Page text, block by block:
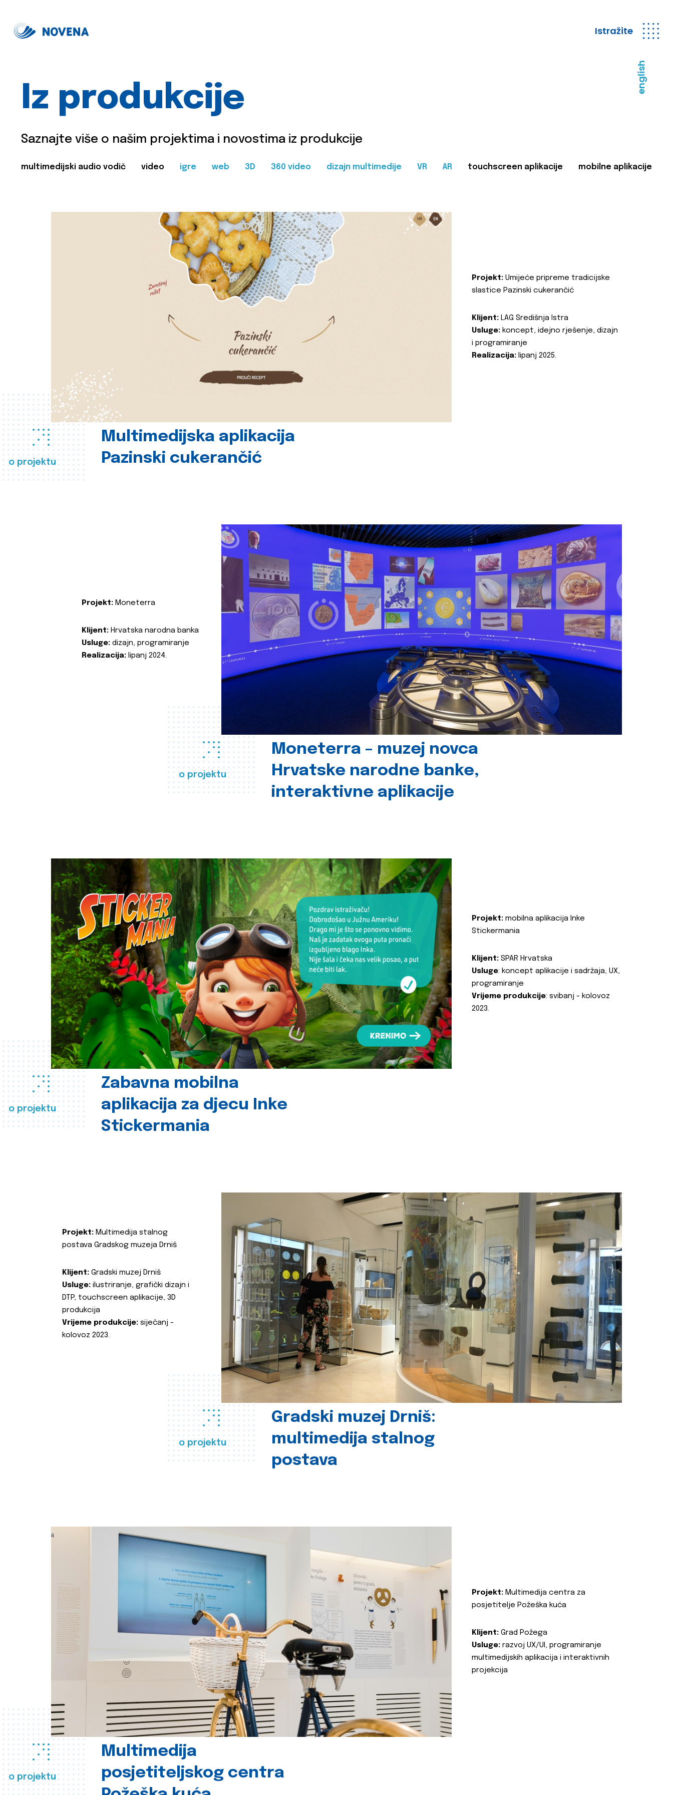
Istražite
english
Iz produkcije
Saznajte više o našim projektima i novostima iz produkcije
multimedijski audio vodič video igre web 3D 360 video dizajn multimedije VR AR touchscreen aplikacije mobilne aplikacije
o projektu
Multimedijska aplikacija
Pazinski cukerančić
Projekt: Umijeće pripreme tradicijske
slastice Pazinski cukerančić
Klijent: LAG Središnja Istra
Usluge: koncept, idejno rješenje, dizajn
i programiranje
Realizacija: lipanj 2025.
o projektu
Moneterra – muzej novca
Hrvatske narodne banke,
interaktivne aplikacije
Projekt: Moneterra
Klijent: Hrvatska narodna banka
Usluge: dizajn, programiranje
Realizacija: lipanj 2024.
o projektu
Zabavna mobilna
aplikacija za djecu Inke
Stickermania
Projekt: mobilna aplikacija Inke
Stickermania
Klijent: SPAR Hrvatska
Usluge: koncept aplikacije i sadržaja, UX,
programiranje
Vrijeme produkcije: svibanj - kolovoz
2023.
o projektu
Gradski muzej Drniš:
multimedija stalnog
postava
Projekt: Multimedija stalnog
postava Gradskog muzeja Drniš
Klijent: Gradski muzej Drniš
Usluge: ilustriranje, grafički dizajn i
DTP, touchscreen aplikacije, 3D
produkcija
Vrijeme produkcije: siječanj -
kolovoz 2023.
o projektu
Multimedija
posjetiteljskog centra
Projekt: Multimedija centra za
posjetitelje Požeška kuća
Klijent: Grad Požega
Usluge: razvoj UX/UI, programiranje
multimedijskih aplikacija i interaktivnih
projekcija